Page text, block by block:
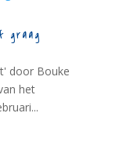
graag
door Bouke
het